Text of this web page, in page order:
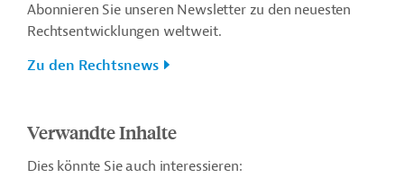
Abonnieren Sie unseren Newsletter zu den neuesten
Rechtsentwicklungen weltweit.
Zu den Rechtsnews
Verwandte Inhalte
Dies könnte Sie auch interessieren: